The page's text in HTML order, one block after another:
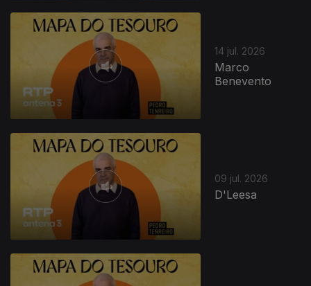
14 jul. 2026
Marco
Benevento
09 jul. 2026
D'Leesa
935056